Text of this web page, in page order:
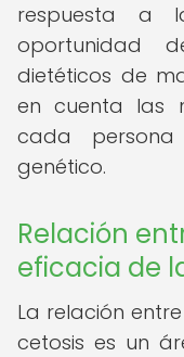
respuesta a
oportunidad
dietéticos de
en cuenta las
cada
genético.
Relación
eficacia de
La relación
cetosis es un